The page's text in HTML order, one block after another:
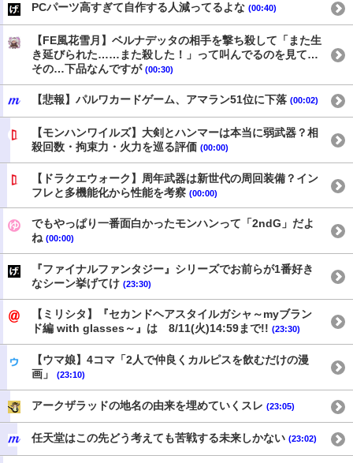
PCパーツ高すぎて自作する人減ってるよな (00:40)
【FE風花雪月】ベルナデッタの相手を撃ち殺して「また生
き延びられた……また殺した！」って叫んでるのを見て…
その…下品なんですが (00:30)
【悲報】パルワカードゲーム、アマラン51位に下落 (00:02)
【モンハンワイルズ】大剣とハンマーは本当に弱武器？相
殺回数・拘束力・火力を巡る評価 (00:00)
【ドラクエウォーク】周年武器は新世代の周回装備？イン
フレと多機能化から性能を考察 (00:00)
でもやっぱり一番面白かったモンハンって「2ndG」だよ
ね (00:00)
『ファイナルファンタジー』シリーズでお前らが1番好き
なシーン挙げてけ (23:30)
【ミリシタ】『セカンドヘアスタイルガシャ～myブラン
ド編 with glasses～』は 8/11(火)14:59まで!! (23:30)
【ウマ娘】4コマ「2人で仲良くカルピスを飲むだけの漫
画」
(23:10)
アークザラッドの地名の由来を埋めていくスレ (23:05)
任天堂はこの先どう考えても苦戦する未来しかない (23:02)